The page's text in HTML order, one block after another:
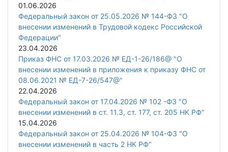
01.06.2026
Федеральный закон от 25.05.2026 № 144-ФЗ "О
внесении изменений в Трудовой кодекс Российской
Федерации"
23.04.2026
Приказ ФНС от 17.03.2026 № ЕД-1-26/186@ "О
внесении изменений в приложения к приказу ФНС от
08.06.2021 № ЕД-7-26/547@"
22.04.2026
Федеральный закон от 17.04.2026 № 102 -ФЗ "О
внесении изменений в ст. 11.3, ст. 177, ст. 205 НК РФ"
15.04.2026
Федеральный закон от 25.04.2026 № 104-ФЗ "О
внесении изменений в часть 2 НК РФ"